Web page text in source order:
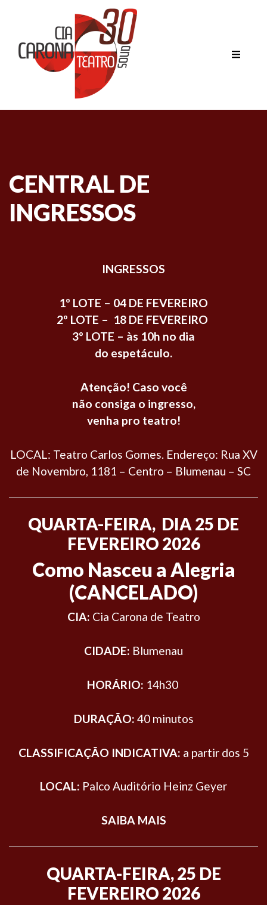
CENTRAL DE
INGRESSOS
INGRESSOS
1º LOTE – 04 DE FEVEREIRO
2º LOTE – 18 DE FEVEREIRO
3º LOTE – às 10h no dia
do espetáculo.
Atenção! Caso você
não consiga o ingresso,
venha pro teatro!
LOCAL: Teatro Carlos Gomes. Endereço: Rua XV
de Novembro, 1181 – Centro – Blumenau – SC
QUARTA-FEIRA, DIA 25 DE
FEVEREIRO 2026
Como Nasceu a Alegria
(CANCELADO)
CIA: Cia Carona de Teatro
CIDADE: Blumenau
HORÁRIO: 14h30
DURAÇÃO: 40 minutos
CLASSIFICAÇÃO INDICATIVA: a partir dos 5
LOCAL: Palco Auditório Heinz Geyer
SAIBA MAIS
QUARTA-FEIRA, 25 DE
FEVEREIRO 2026